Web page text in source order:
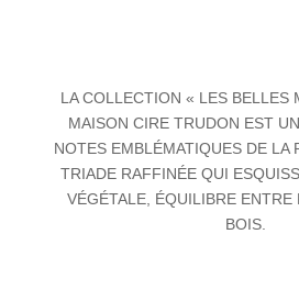
LA COLLECTION « LES BELLES
MAISON CIRE TRUDON EST
NOTES EMBLÉMATIQUES DE LA
TRIADE RAFFINÉE QUI
VÉGÉTALE, ÉQUILIBRE
BOIS.